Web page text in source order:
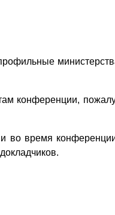
конференции,
время